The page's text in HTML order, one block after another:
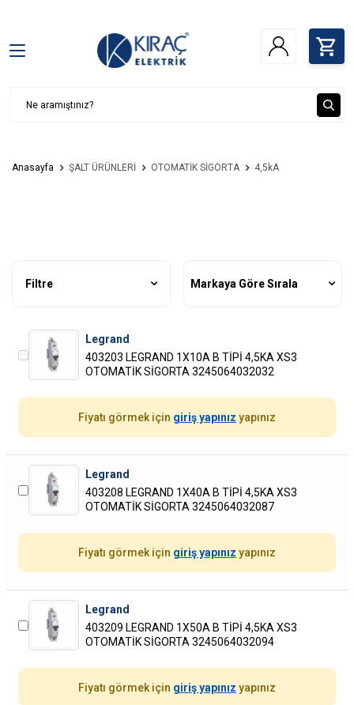
Anasayfa ŞALT ÜRÜNLERİ OTOMATİK SİGORTA 4,5kA
Filtre Markaya Göre Sırala
Legrand
403203 LEGRAND 1X10A B TİPİ 4,5KA XS3
OTOMATİK SİGORTA 3245064032032
Fiyatı görmek için giriş yapınız yapınız
Legrand
403208 LEGRAND 1X40A B TİPİ 4,5KA XS3
OTOMATİK SİGORTA 3245064032087
Fiyatı görmek için giriş yapınız yapınız
Legrand
403209 LEGRAND 1X50A B TİPİ 4,5KA XS3
OTOMATİK SİGORTA 3245064032094
Fiyatı görmek için giriş yapınız yapınız